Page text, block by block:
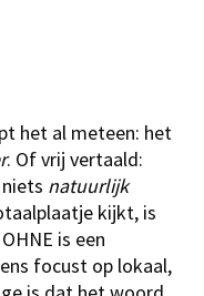
het al meteen: het
. Of vrij vertaald:
natuurlijk
kijkt, is
is een
focust op lokaal,